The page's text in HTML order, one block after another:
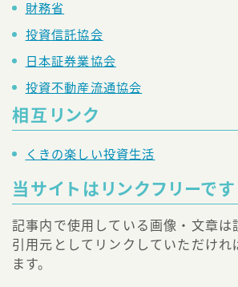
財務省
投資信託協会
日本証券業協会
投資不動産流通協会
相互リンク
くきの楽しい投資生活
当サイトはリンクフリーです
記事内で使用している画像・文章は
引用元としてリンクしていただけれ
ます。